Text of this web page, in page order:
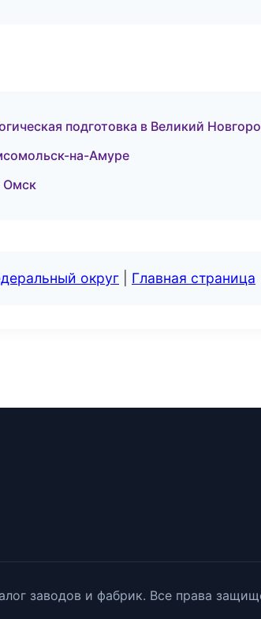
подготовка в Великий
на-Амуре
Омск
округ Главная страница
заводов и фабрик. Все права